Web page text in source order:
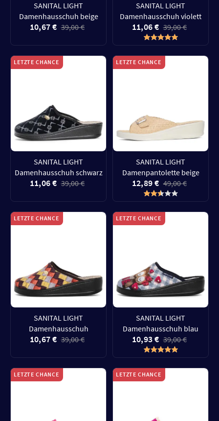
SANITAL LIGHT
Damenhausschuh beige
10,67 € 39,00 €
SANITAL LIGHT
Damenhausschuh violett
11,06 € 39,00 €
LETZTE CHANCE
SANITAL LIGHT
Damenhausschuh schwarz
11,06 € 39,00 €
LETZTE CHANCE
SANITAL LIGHT
Damenpantolette beige
12,89 € 49,00 €
LETZTE CHANCE
SANITAL LIGHT
Damenhausschuh
10,67 € 39,00 €
LETZTE CHANCE
SANITAL LIGHT
Damenhausschuh blau
10,93 € 39,00 €
LETZTE CHANCE LETZTE CHANCE